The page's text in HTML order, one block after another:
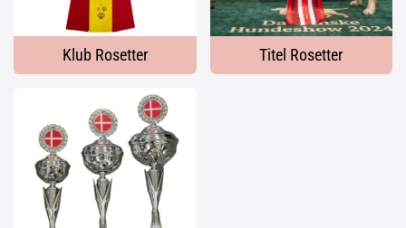
Klub Rosetter Titel Rosetter